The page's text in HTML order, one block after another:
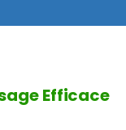
Efficace